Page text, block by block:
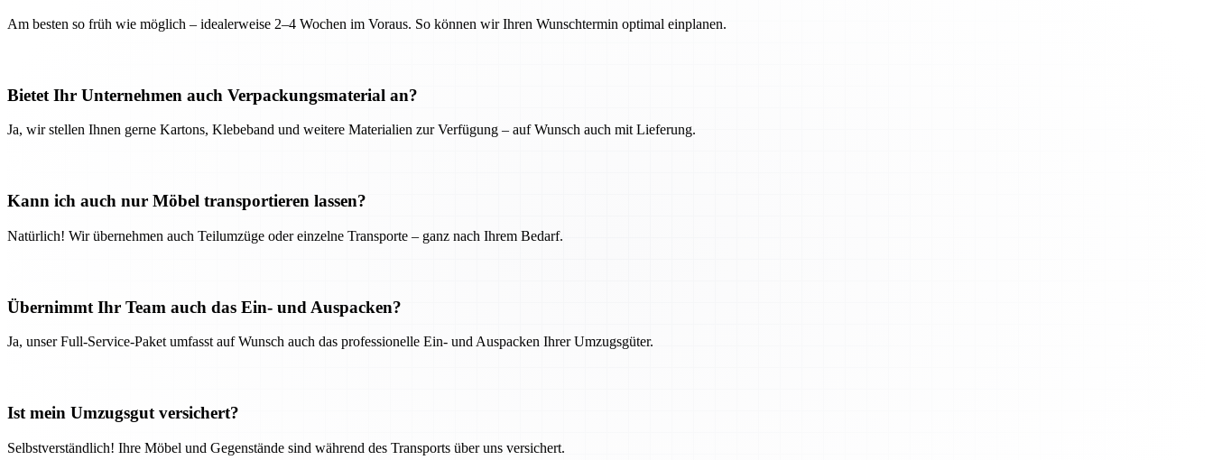
Am besten so früh wie möglich – idealerweise 2–4 Wochen im Voraus. So können wir Ihren Wunschtermin optimal einplanen.
Bietet Ihr Unternehmen auch Verpackungsmaterial an?
Ja, wir stellen Ihnen gerne Kartons, Klebeband und weitere Materialien zur Verfügung – auf Wunsch auch mit Lieferung.
Kann ich auch nur Möbel transportieren lassen?
Natürlich! Wir übernehmen auch Teilumzüge oder einzelne Transporte – ganz nach Ihrem Bedarf.
Übernimmt Ihr Team auch das Ein- und Auspacken?
Ja, unser Full-Service-Paket umfasst auf Wunsch auch das professionelle Ein- und Auspacken Ihrer Umzugsgüter.
Ist mein Umzugsgut versichert?
Selbstverständlich! Ihre Möbel und Gegenstände sind während des Transports über uns versichert.